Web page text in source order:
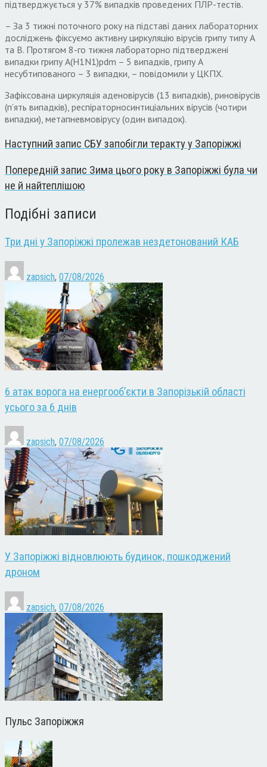
підтверджується у 37% випадків проведених ПЛР-тестів.
– За 3 тижні поточного року на підставі даних лабораторних
досліджень фіксуємо активну циркуляцію вірусів грипу типу А
та В. Протягом 8-го тижня лабораторно підтверджені
випадки грипу А(Н1N1)pdm – 5 випадків, грипу А
несубтипованого – 3 випадки, – повідомили у ЦКПХ.
Зафіксована циркуляція аденовірусів (13 випадків), риновірусів
(п’ять випадків), респіраторносинтиціальних вірусів (чотири
випадки), метапневмовірусу (один випадок).
Наступний запис СБУ запобігли теракту у Запоріжжі
Попередній запис Зима цього року в Запоріжжі була чи
не й найтеплішою
Подібні записи
Три дні у Запоріжжі пролежав нездетонований КАБ
zapsich, 07/08/2026
6 атак ворога на енергооб’єкти в Запорізькій області
усього за 6 днів
zapsich, 07/08/2026
У Запоріжжі відновлюють будинок, пошкоджений
дроном
zapsich, 07/08/2026
Пульс Запоріжжя